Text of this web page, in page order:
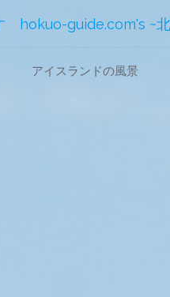
hokuo-guide.com's ~
コ
アイスランドの風景